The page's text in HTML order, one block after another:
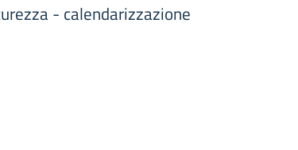
- calendarizzazione